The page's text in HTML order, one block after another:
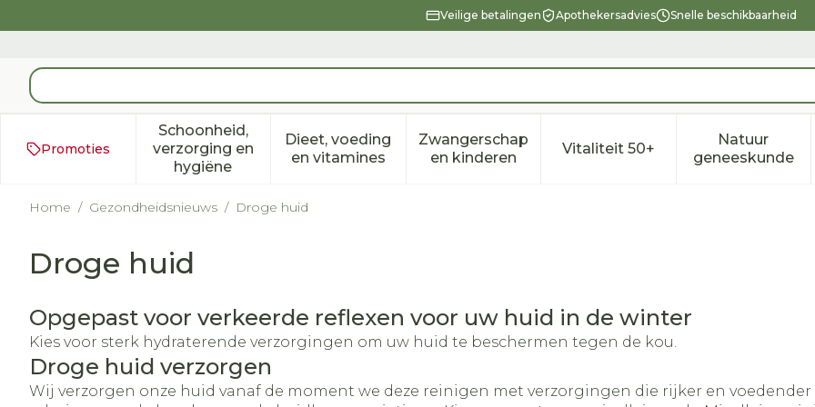
Veilige betalingen Apothekersadvies Snelle beschikbaarheid
Product, merk, categorie...
Promoties
Schoonheid,
verzorging en
hygiëne
Toon submenu voor Schoonheid, verzorging en hygiëne categorie
Dieet, voeding
en vitaminesToon submenu voor Dieet, voeding en vitamines categorie
Zwangerschap
en kinderenToon submenu voor Zwangerschap en
Vitaliteit 50+Toon submenu voor
Natuur
geneeskunde
Toon
Home / Gezondheidsnieuws / Droge huid
Droge huid
Opgepast voor verkeerde reflexen voor uw huid in de winter
Kies voor sterk hydraterende verzorgingen om uw huid te beschermen tegen de kou.
Droge huid verzorgen
Wij verzorgen onze huid vanaf de moment we deze reinigen met verzorgingen die rijker en